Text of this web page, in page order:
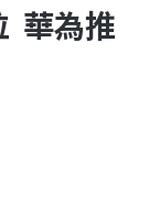
華為推